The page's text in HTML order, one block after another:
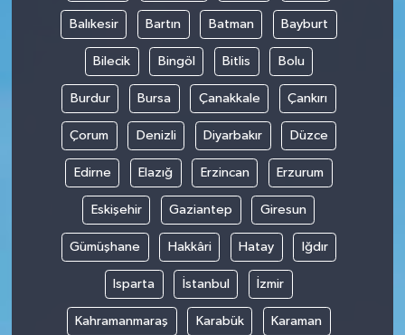
Balıkesir Bartın Batman Bayburt
Bilecik Bingöl Bitlis Bolu
Burdur Bursa Çanakkale Çankırı
Çorum Denizli Diyarbakır Düzce
Edirne Elazığ Erzincan Erzurum
Eskişehir Gaziantep Giresun
Gümüşhane Hakkâri Hatay Iğdır
Isparta İstanbul İzmir
Kahramanmaraş Karabük Karaman